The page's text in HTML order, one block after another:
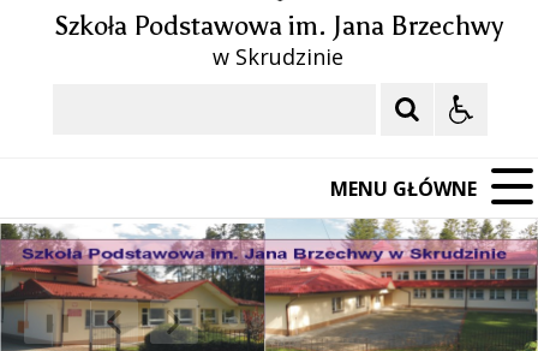
Szkoła Podstawowa im. Jana Brzechwy
w Skrudzinie
MENU GŁÓWNE
Poprzedni Element
Następny Element
❚❚